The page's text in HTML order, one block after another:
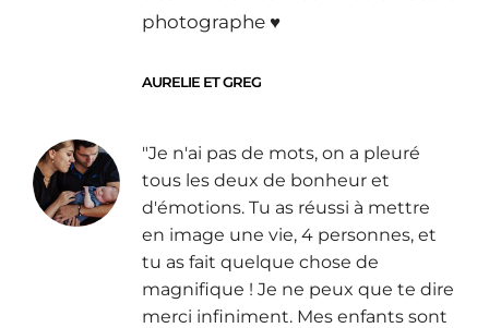
photographe ♥︎
AURELIE ET GREG
"Je n'ai pas de mots, on a pleuré
tous les deux de bonheur et
d'émotions. Tu as réussi à mettre
en image une vie, 4 personnes, et
tu as fait quelque chose de
magnifique ! Je ne peux que te dire
merci infiniment. Mes enfants sont